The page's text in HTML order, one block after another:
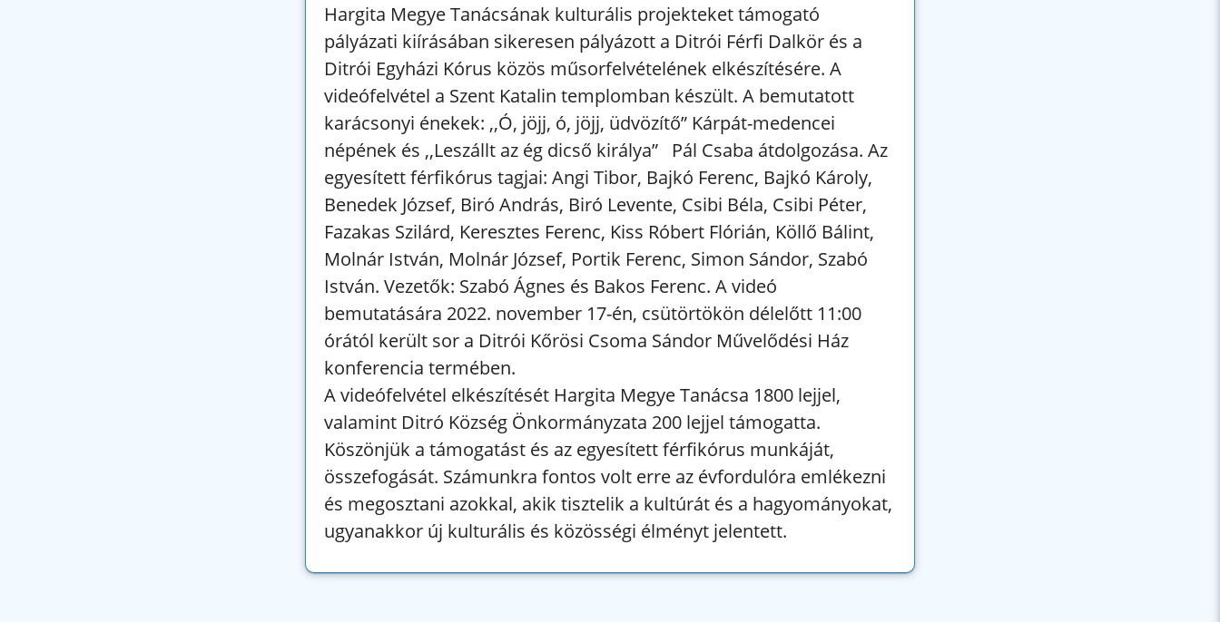
Hargita Megye Tanácsának kulturális projekteket támogató
pályázati kiírásában sikeresen pályázott a Ditrói Férfi Dalkör és a
Ditrói Egyházi Kórus közös műsorfelvételének elkészítésére. A
videófelvétel a Szent Katalin templomban készült. A bemutatott
karácsonyi énekek: ,,Ó, jöjj, ó, jöjj, üdvözítő” Kárpát-medencei
népének és ,,Leszállt az ég dicső királya” Pál Csaba átdolgozása. Az
egyesített férfikórus tagjai: Angi Tibor, Bajkó Ferenc, Bajkó Károly,
Benedek József, Biró András, Biró Levente, Csibi Béla, Csibi Péter,
Fazakas Szilárd, Keresztes Ferenc, Kiss Róbert Flórián, Köllő Bálint,
Molnár István, Molnár József, Portik Ferenc, Simon Sándor, Szabó
István. Vezetők: Szabó Ágnes és Bakos Ferenc. A videó
bemutatására 2022. november 17-én, csütörtökön délelőtt 11:00
órától került sor a Ditrói Kőrösi Csoma Sándor Művelődési Ház
konferencia termében.
A videófelvétel elkészítését Hargita Megye Tanácsa 1800 lejjel,
valamint Ditró Község Önkormányzata 200 lejjel támogatta.
Köszönjük a támogatást és az egyesített férfikórus munkáját,
összefogását. Számunkra fontos volt erre az évfordulóra emlékezni
és megosztani azokkal, akik tisztelik a kultúrát és a hagyományokat,
ugyanakkor új kulturális és közösségi élményt jelentett.